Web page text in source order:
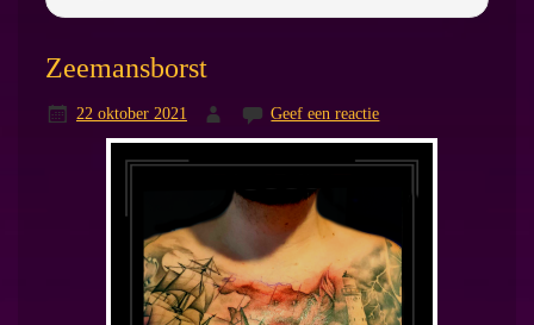
Zeemansborst
22 oktober 2021 Geef een reactie